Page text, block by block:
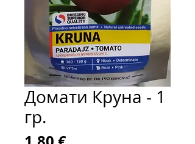
Домати Круна - 1
гр.